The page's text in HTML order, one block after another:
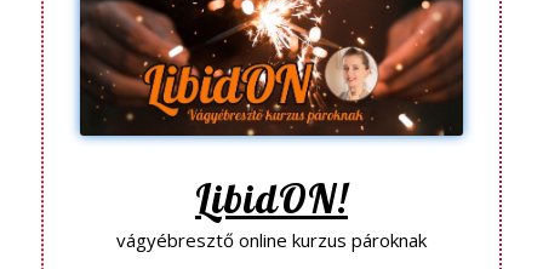
LibidON!
vágyébresztő online kurzus pároknak